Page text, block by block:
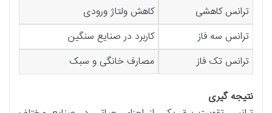
ترانس کاهشی
کاهش ولتاژ ورودی
ترانس سه فاز
کاربرد در صنایع سنگین
ترانس تک فاز
مصارف خانگی و سبک
نتیجه گیری